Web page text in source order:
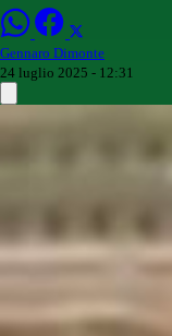
Gennaro Dimonte
24 luglio 2025 - 12:31